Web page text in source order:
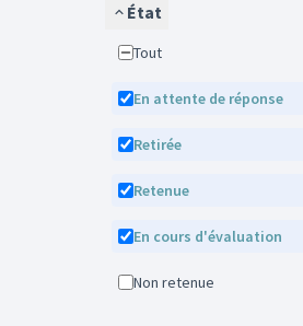
État
Tout
En attente de réponse
Retirée
Retenue
En cours d'évaluation
Non retenue